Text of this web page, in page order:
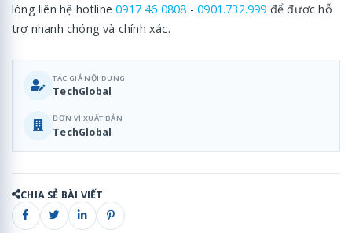
lòng liên hệ hotline0917 46 0808 -0901.732.999 để được hỗ
trợ nhanh chóng và chính xác.
TÁC GIẢ NỘI DUNG
TechGlobal
ĐƠN VỊ XUẤT BẢN
TechGlobal
CHIA SẺ BÀI VIẾT